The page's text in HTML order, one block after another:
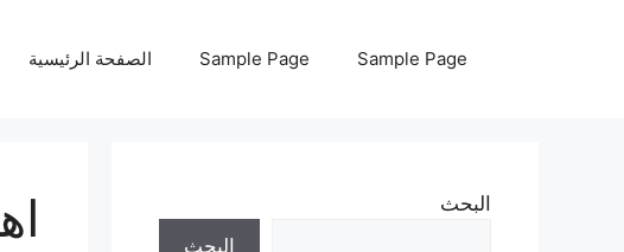
Sample Page
Sample Page الصفحة الرئيسية
البحث
البحث